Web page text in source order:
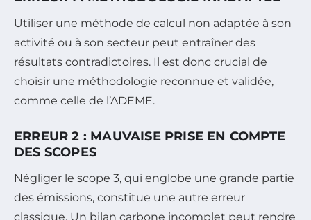
Utiliser une méthode de calcul non adaptée à son
activité ou à son secteur peut entraîner des
résultats contradictoires. Il est donc crucial de
choisir une méthodologie reconnue et validée,
comme celle de l’ADEME.
ERREUR 2 : MAUVAISE PRISE EN COMPTE
DES SCOPES
Négliger le scope 3, qui englobe une grande partie
des émissions, constitue une autre erreur
classique. Un bilan carbone incomplet peut rendre